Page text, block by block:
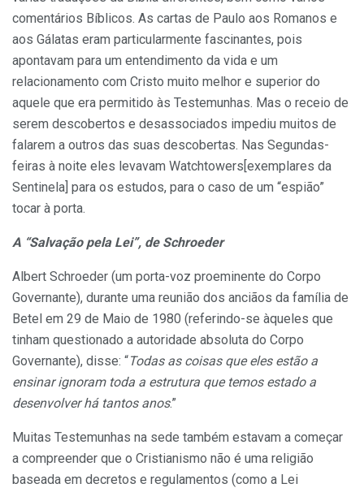
comentários Bíblicos. As cartas de Paulo aos Romanos e
aos Gálatas eram particularmente fascinantes, pois
apontavam para um entendimento da vida e um
relacionamento com Cristo muito melhor e superior do
aquele que era permitido às Testemunhas. Mas o receio de
serem descobertos e desassociados impediu muitos de
falarem a outros das suas descobertas. Nas Segundas-
feiras à noite eles levavam Watchtowers[exemplares da
Sentinela] para os estudos, para o caso de um “espião”
tocar à porta.
A “Salvação pela Lei”, de Schroeder
Albert Schroeder (um porta-voz proeminente do Corpo
Governante), durante uma reunião dos anciãos da família de
Betel em 29 de Maio de 1980 (referindo-se àqueles que
tinham questionado a autoridade absoluta do Corpo
Governante), disse: “Todas as coisas que eles estão a
ensinar ignoram toda a estrutura que temos estado a
desenvolver há tantos anos.”
Muitas Testemunhas na sede também estavam a começar
a compreender que o Cristianismo não é uma religião
baseada em decretos e regulamentos (como a Lei